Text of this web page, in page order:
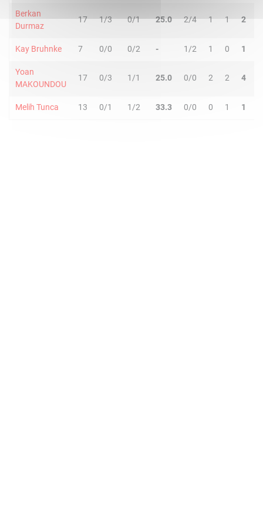
Berkan
Durmaz
17 1/3 0/1 25.0 2/4 1 1 2
Kay Bruhnke 7 0/0 0/2 - 1/2 1 0 1
Yoan
MAKOUNDOU
17 0/3 1/1 25.0 0/0 2 2 4
Melih Tunca 13 0/1 1/2 33.3 0/0 0 1 1